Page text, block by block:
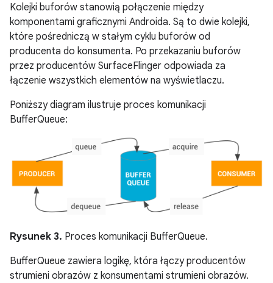
Kolejki buforów stanowią połączenie między
komponentami graficznymi Androida. Są to dwie kolejki,
które pośredniczą w stałym cyklu buforów od
producenta do konsumenta. Po przekazaniu buforów
przez producentów SurfaceFlinger odpowiada za
łączenie wszystkich elementów na wyświetlaczu.
Poniższy diagram ilustruje proces komunikacji
BufferQueue:
Rysunek 3. Proces komunikacji BufferQueue.
BufferQueue zawiera logikę, która łączy producentów
strumieni obrazów z konsumentami strumieni obrazów.